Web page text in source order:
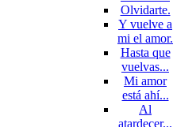
Olvidarte.
Y vuelve a
mi el amor.
Hasta que
vuelvas...
Mi amor
está ahí...
Al
atardecer...